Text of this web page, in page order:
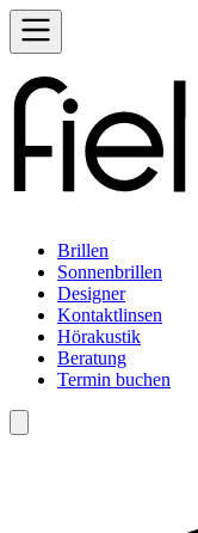
Brillen
Sonnenbrillen
Designer
Kontaktlinsen
Hörakustik
Beratung
Termin buchen